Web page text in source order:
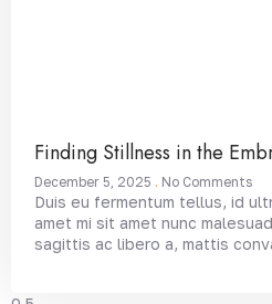
Finding Stillness in the
December 5, 2025 No Comments
Duis eu fermentum tellus, id
amet mi sit amet nunc
sagittis ac libero a, mattis